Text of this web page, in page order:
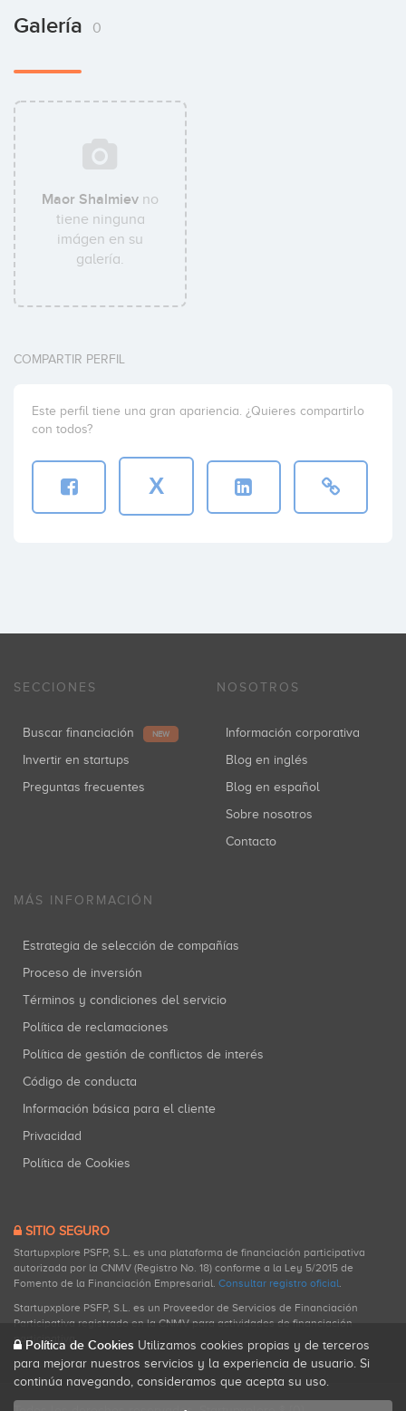
Galería 0
Maor Shalmiev no
tiene ninguna
imágen en su
galería.
COMPARTIR PERFIL
Este perfil tiene una gran apariencia. ¿Quieres compartirlo
con todos?
X
SECCIONES
Buscar financiación NEW
Invertir en startups
Preguntas frecuentes
NOSOTROS
Información corporativa
Blog en inglés
Blog en español
Sobre nosotros
Contacto
MÁS INFORMACIÓN
Estrategia de selección de compañías
Proceso de inversión
Términos y condiciones del servicio
Política de reclamaciones
Política de gestión de conflictos de interés
Código de conducta
Información básica para el cliente
Privacidad
Política de Cookies
SITIO SEGURO
Startupxplore PSFP, S.L. es una plataforma de financiación participativa
autorizada por la CNMV (Registro No. 18) conforme a la Ley 5/2015 de
Fomento de la Financiación Empresarial. Consultar registro oficial.
Startupxplore PSFP, S.L. es un Proveedor de Servicios de Financiación
Participativa registrado en la CNMV para actividades de financiación
participativa.
Política de Cookies Utilizamos cookies propias y de terceros
para mejorar nuestros servicios y la experiencia de usuario. Si
continúa navegando, consideramos que acepta su uso.